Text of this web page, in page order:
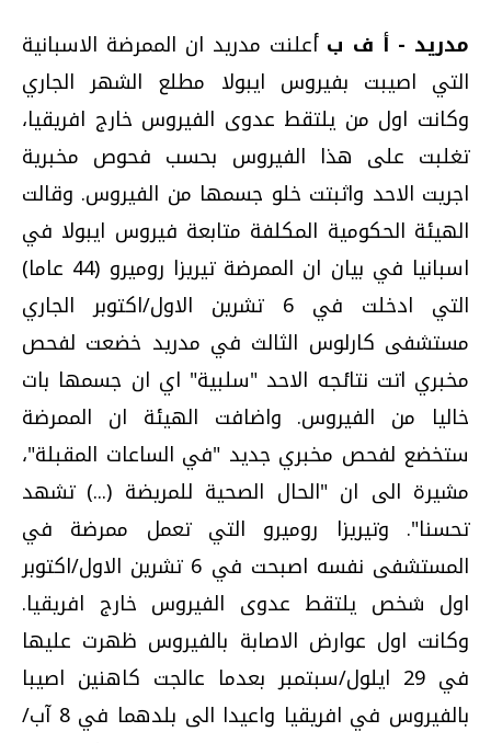
مدريد - أ ف ب أعلنت مدريد ان الممرضة الاسبانية
التي اصيبت بفيروس ايبولا مطلع الشهر الجاري
وكانت اول من يلتقط عدوى الفيروس خارج افريقيا،
تغلبت على هذا الفيروس بحسب فحوص مخبرية
اجريت الاحد واثبتت خلو جسمها من الفيروس. وقالت
الهيئة الحكومية المكلفة متابعة فيروس ايبولا في
اسبانيا في بيان ان الممرضة تيريزا روميرو (44 عاما)
التي ادخلت في 6 تشرين الاول/اكتوبر الجاري
مستشفى كارلوس الثالث في مدريد خضعت لفحص
مخبري اتت نتائجه الاحد "سلبية" اي ان جسمها بات
خاليا من الفيروس. واضافت الهيئة ان الممرضة
ستخضع لفحص مخبري جديد "في الساعات المقبلة"،
مشيرة الى ان "الحال الصحية للمريضة (...) تشهد
تحسنا". وتيريزا روميرو التي تعمل ممرضة في
المستشفى نفسه اصبحت في 6 تشرين الاول/اكتوبر
اول شخص يلتقط عدوى الفيروس خارج افريقيا.
وكانت اول عوارض الاصابة بالفيروس ظهرت عليها
في 29 ايلول/سبتمبر بعدما عالجت كاهنين اصيبا
بالفيروس في افريقيا واعيدا الى بلدهما في 8 آب/